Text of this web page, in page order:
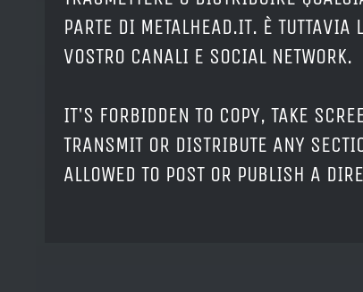
PARTE DI METALHEAD.IT. È TUTTAVIA
VOSTRO CANALI E SOCIAL NETWORK.
IT'S FORBIDDEN TO COPY, TAKE
TRANSMIT OR DISTRIBUTE ANY
ALLOWED TO POST OR PUBLISH A